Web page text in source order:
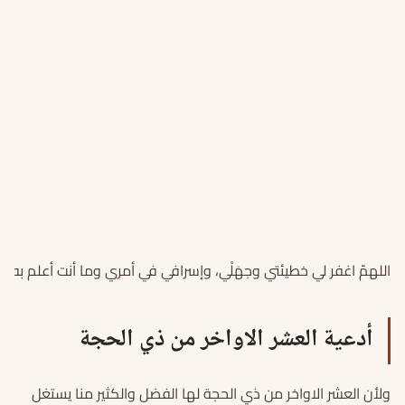
اللهمّ اغفر لي خطيئتي وجهَلْي، وإسرافي في أمري وما أنت أعلم به
أدعية العشر الاواخر من ذي الحجة
ولأن العشر الاواخر من ذي الحجة لها الفضل والكثير منا يستغل